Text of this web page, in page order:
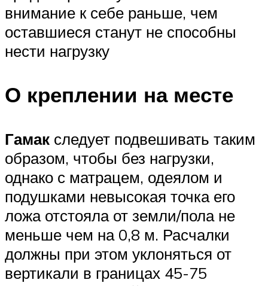
внимание к себе раньше, чем
оставшиеся станут не способны
нести нагрузку
О креплении на месте
Гамак следует подвешивать таким
образом, чтобы без нагрузки,
однако с матрацем, одеялом и
подушками невысокая точка его
ложа отстояла от земли/пола не
меньше чем на 0,8 м. Расчалки
должны при этом уклоняться от
вертикали в границах 45-75